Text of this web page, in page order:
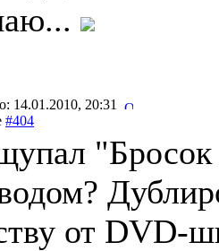
14.01.2010, 20:31
#404
"Бросок
от DVD-